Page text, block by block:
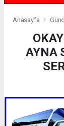
Anasayfa
AYNA